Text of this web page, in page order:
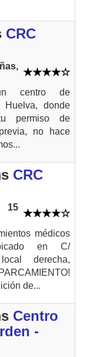
CRC
centro de
Huelva, donde
permiso de
no hace
CRC
15
médicos
en C/
derecha,
de...
Centro
-